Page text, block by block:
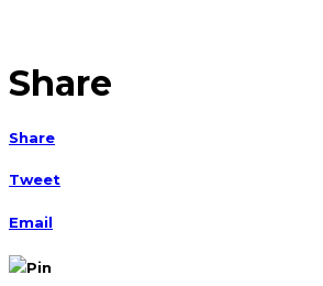
Share
Share
Tweet
Email
Pin